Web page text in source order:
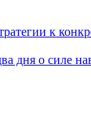
к
дня о силе